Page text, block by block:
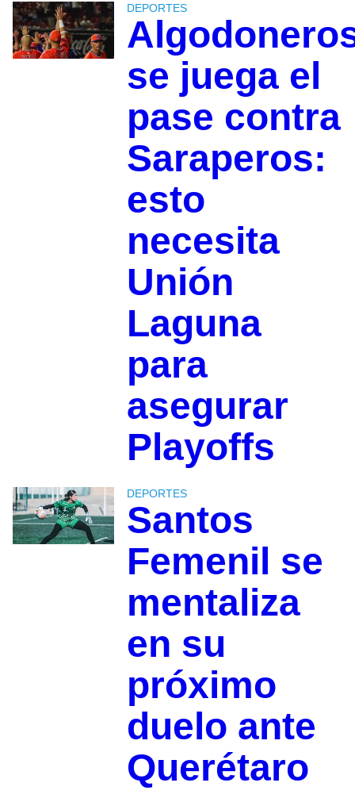
DEPORTES
se juega el
pase contra
Saraperos:
esto
necesita
Unión
Laguna
para
asegurar
Playoffs
DEPORTES
Santos
Femenil se
mentaliza
en su
próximo
duelo ante
Querétaro